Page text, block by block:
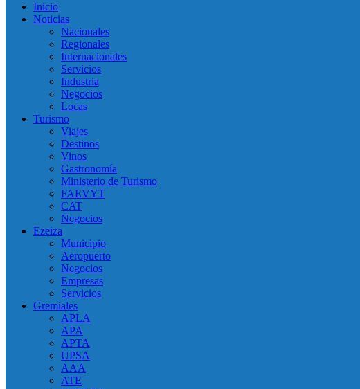
Inicio
Noticias
Nacionales
Regionales
Internacionales
Servicios
Industria
Negocios
Locas
Turismo
Viajes
Destinos
Vinos
Gastronomía
Ministerio de Turismo
FAEVYT
CAT
Negocios
Ezeiza
Municipio
Aeropuerto
Negocios
Empresas
Servicios
Gremiales
APLA
APA
APTA
UPSA
AAA
ATE